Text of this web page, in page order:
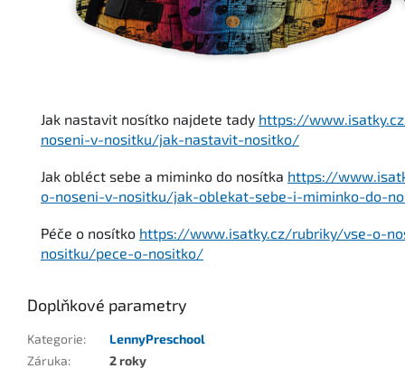
Jak nastavit nosítko najdete tady https://
noseni-v-nositku/jak-nastavit-nositko/
Jak obléct sebe a miminko do nosítka https://
o-noseni-v-nositku/jak-oblekat-sebe-i-miminko-do-
Péče o nosítko https://www.isatky.cz/rubriky/vse-o-
nositku/pece-o-nositko/
Doplňkové parametry
Kategorie:
LennyPreschool
Záruka:
2 roky